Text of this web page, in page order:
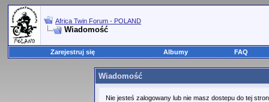
Africa Twin Forum - POLAND
Wiadomość
Zarejestruj się Albumy FAQ
Wiadomość
Nie jesteś zalogowany lub nie masz dostepu do tej